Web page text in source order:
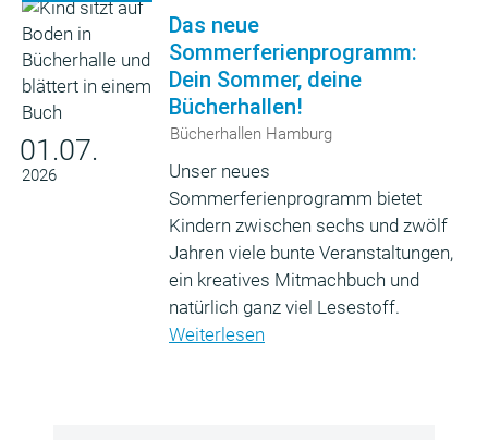
01.07.
2026
Das neue
Sommerferienprogramm:
Dein Sommer, deine
Bücherhallen!
Bücherhallen Hamburg
Unser neues
Sommerferienprogramm bietet
Kindern zwischen sechs und zwölf
Jahren viele bunte Veranstaltungen,
ein kreatives Mitmachbuch und
natürlich ganz viel Lesestoff.
Weiterlesen